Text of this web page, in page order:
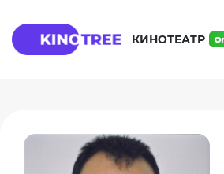
КИНОТЕАТР